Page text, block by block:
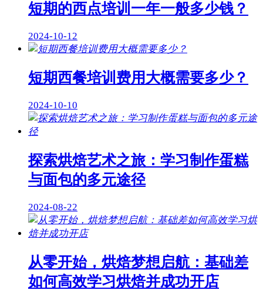
短期的西点培训一年一般多少钱？
2024-10-12
短期西餐培训费用大概需要多少？
2024-10-10
探索烘焙艺术之旅：学习制作蛋糕
与面包的多元途径
2024-08-22
从零开始，烘焙梦想启航：基础差
如何高效学习烘焙并成功开店